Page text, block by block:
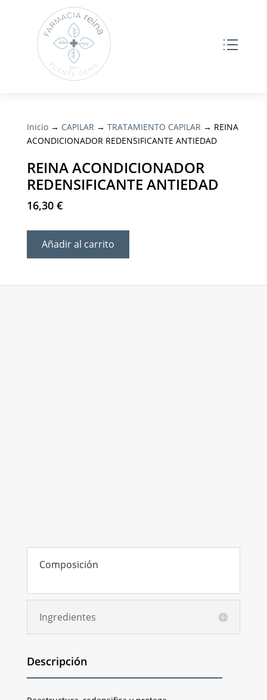
Inicio→ CAPILAR → TRATAMIENTO CAPILAR → REINA
ACONDICIONADOR REDENSIFICANTE ANTIEDAD
REINA ACONDICIONADOR
REDENSIFICANTE ANTIEDAD
16,30 €
Añadir al carrito
Descripción
Composición
Ingredientes